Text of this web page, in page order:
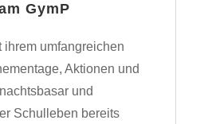
GymP
ihrem umfangreichen
Aktionen und
und
Schulleben bereits